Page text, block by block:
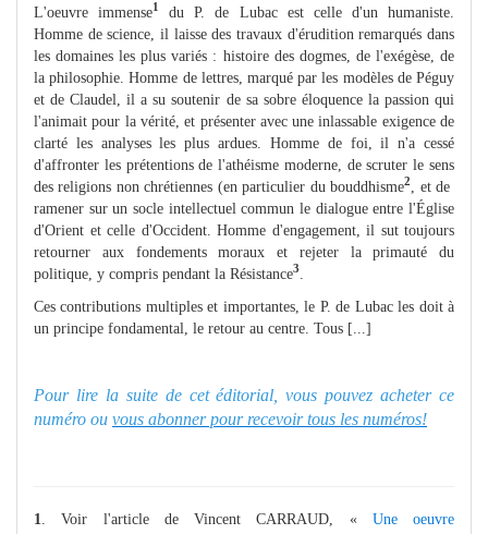
L'oeuvre immense1
du P. de Lubac est celle d'un humaniste.
Homme de science, il laisse des travaux d'érudition remarqués dans
les domaines les plus variés : histoire des dogmes, de l'exégèse, de
la philosophie. Homme de lettres, marqué par les modèles de Péguy
et de Claudel, il a su soutenir de sa sobre éloquence la passion qui
l'animait pour la vérité, et présenter avec une inlassable exigence de
clarté les analyses les plus ardues. Homme de foi, il n'a cessé
d'affronter les prétentions de l'athéisme moderne, de scruter le sens
des religions non chrétiennes (en particulier du bouddhisme2
, et de
ramener sur un socle intellectuel commun le dialogue entre l'Église
d'Orient et celle d'Occident. Homme d'engagement, il sut toujours
retourner aux fondements moraux et rejeter la primauté du
politique, y compris pendant la Résistance3
Ces contributions multiples et importantes, le P. de Lubac les doit à
un principe fondamental, le retour au centre. Tous [...]
Pour lire la suite de cet éditorial, vous pouvez acheter ce
numéro ou vous abonner pour recevoir tous les numéros!
1 . Voir l'article de Vincent CARRAUD, « Une oeuvre